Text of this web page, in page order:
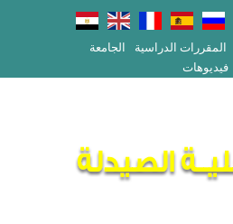
الجامعة المقررات الدراسية
فيديوهات